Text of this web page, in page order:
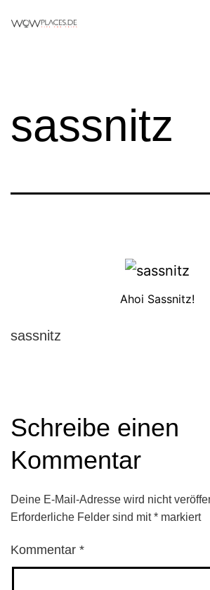
Reiseblog
sassnitz
Ahoi Sassnitz!
sassnitz
Schreibe einen
Kommentar
Deine E-Mail-Adresse wird nicht
Erforderliche Felder sind mit* markiert
Kommentar *